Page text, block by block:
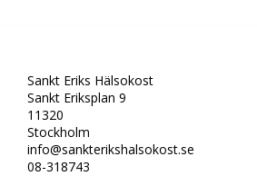
Sankt Eriks Hälsokost
Sankt Eriksplan 9
11320
Stockholm
info@sankterikshalsokost.se
08-318743